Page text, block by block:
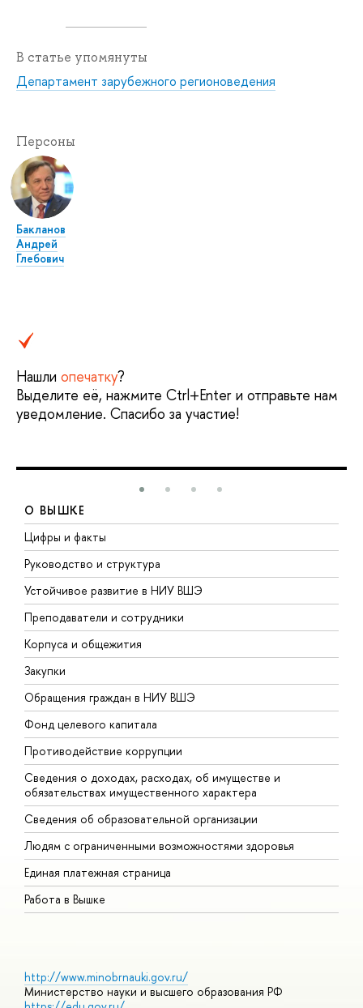
В статье упомянуты
Департамент зарубежного регионоведения
Персоны
Бакланов
Андрей
Глебович
Нашли опечатку?
Выделите её, нажмите Ctrl+Enter и отправьте нам
уведомление. Спасибо за участие!
О ВЫШКЕ
Цифры и факты
Руководство и структура
Устойчивое развитие в НИУ ВШЭ
Преподаватели и сотрудники
Корпуса и общежития
Закупки
Обращения граждан в НИУ ВШЭ
Фонд целевого капитала
Противодействие коррупции
Сведения о доходах, расходах, об имуществе и
обязательствах имущественного характера
Сведения об образовательной организации
Людям с ограниченными возможностями здоровья
Единая платежная страница
Работа в Вышке
http://www.minobrnauki.gov.ru/
Министерство науки и высшего образования РФ